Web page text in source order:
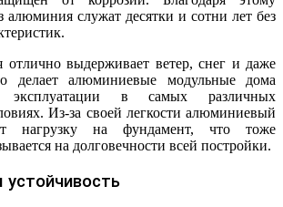
алюминия служат десятки и сотни лет без
отлично выдерживает ветер, снег и даже
делает алюминиевые модульные дома
эксплуатации в самых различных
Из-за своей легкости алюминиевый
нагрузку на фундамент, что тоже
на долговечности всей постройки.
устойчивость